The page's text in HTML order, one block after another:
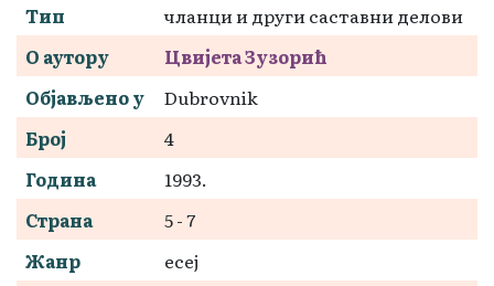
Тип
чланци и други саставни делови
О аутору
Цвијета Зузорић
Објављено у
Dubrovnik
Број
4
Година
1993.
Страна
5 - 7
Жанр
есеј